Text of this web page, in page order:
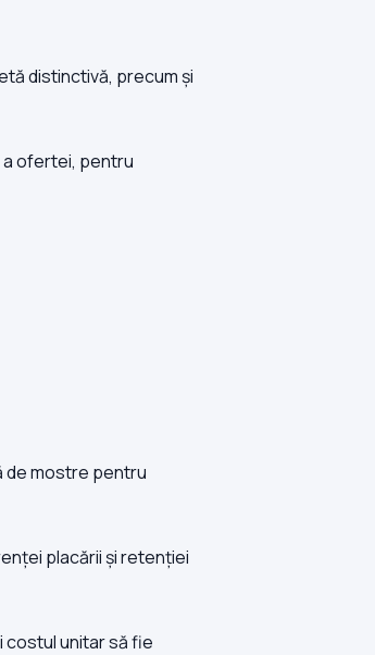
distinctivă, precum și
a ofertei, pentru
de mostre pentru
placării și retenției
costul unitar să fie